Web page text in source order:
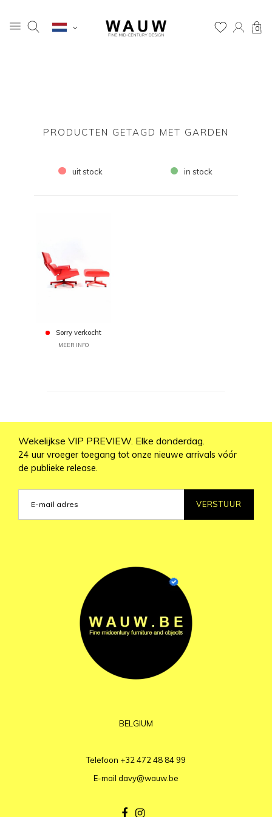
0
PRODUCTEN GETAGD MET GARDEN
uit stock in stock
Sorry verkocht
MEER INFO
Wekelijkse VIP PREVIEW. Elke donderdag.
24 uur vroeger toegang tot onze nieuwe arrivals vóór
de publieke release.
VERSTUUR
BELGIUM
Telefoon +32 472 48 84 99
E-mail davy@wauw.be